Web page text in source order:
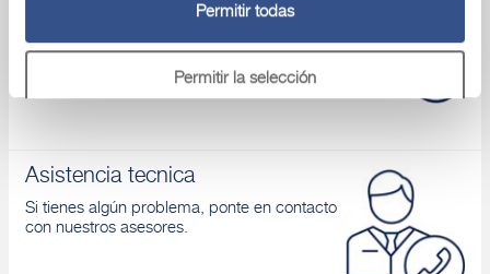
Permitir todas
Permitir la selección
cómo aplicarlos
Asistencia tecnica
Si tienes algún problema, ponte en contacto
con nuestros asesores.